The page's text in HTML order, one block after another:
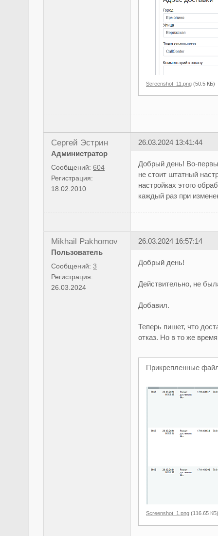
Screenshot_11.png (50.5 КБ)
Сергей Эстрин
Администратор
Сообщений: 604
Регистрация:
18.02.2010
26.03.2024 13:41:44
Добрый день! Во-
не стоит штатный
настройках этого
каждый раз при
Mikhail Pakhomov
Пользователь
Сообщений: 3
Регистрация:
26.03.2024
26.03.2024 16:57:14
Добрый день!
Действительно, не
Добавил.
Теперь пишет, что
отказ. Но в то же
Прикрепленные
Screenshot_1.png (116.65 КБ)